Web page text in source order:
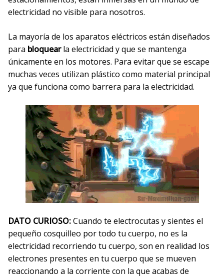
electricidad no visible para nosotros.
La mayoría de los aparatos eléctricos están diseñados
para bloquearla electricidad y que se mantenga
únicamente en los motores. Para evitar que se escape
muchas veces utilizan plástico como material principal
ya que funciona como barrera para la electricidad.
DATO CURIOSO:Cuando te electrocutas y sientes el
pequeño cosquilleo por todo tu cuerpo, no es la
electricidad recorriendo tu cuerpo, son en realidad los
electrones presentes en tu cuerpo que se mueven
reaccionando a la corriente con la que acabas de